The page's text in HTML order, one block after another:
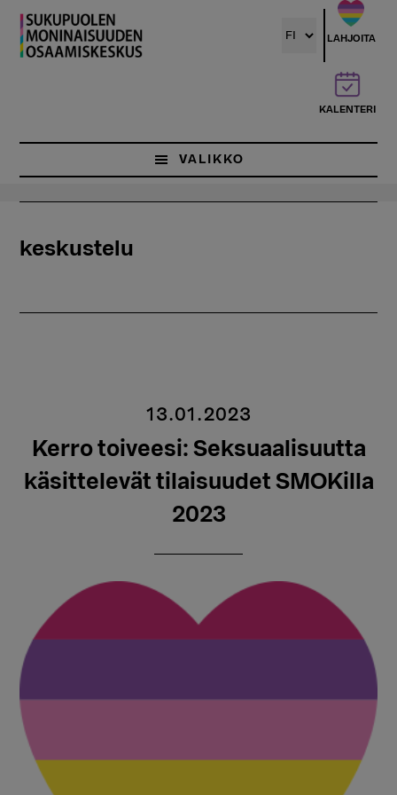
Hyppää
pääsisältöön
LAHJOITA
KALENTERI
VALIKKO
keskustelu
13.01.2023
Kerro toiveesi: Seksuaalisuutta
käsittelevät tilaisuudet SMOKilla
2023